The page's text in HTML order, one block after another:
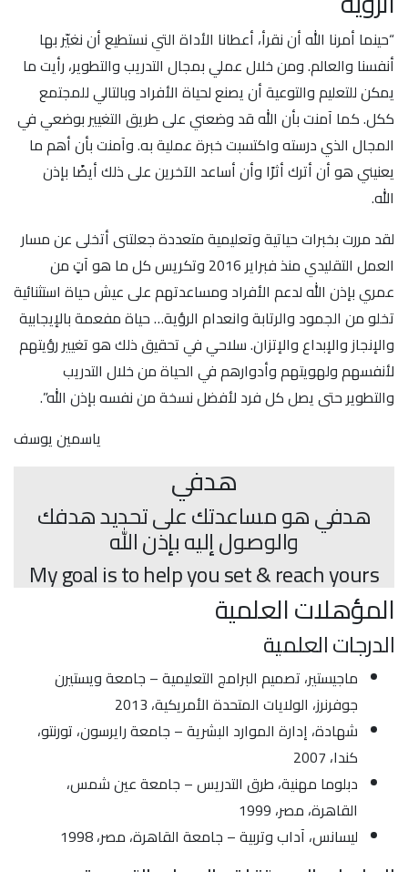
“حينما أمرنا الله أن نقرأ، أعطانا الأداة التي نستطيع أن نغيّر بها
أنفسنا والعالم. ومن خلال عملي بمجال التدريب والتطوير، رأيت ما
يمكن للتعليم والتوعية أن يصنع لحياة الأفراد وبالتالي للمجتمع
ككل. كما آمنت بأن الله قد وضعني على طريق التغيير بوضعي في
المجال الذي درسته واكتسبت خبرة عملية به. وآمنت بأن أهم ما
يعنيني هو أن أترك أثرًا وأن أساعد الآخرين على ذلك أيضًا بإذن
الله.
لقد مررت بخبرات حياتية وتعليمية متعددة جعلتنى أتخلى عن مسار
العمل التقليدي منذ فبراير 2016 وتكريس كل ما هو آتٍ من
عمري بإذن الله لدعم الأفراد ومساعدتهم على عيش حياة استثنائية
تخلو من الجمود والرتابة وانعدام الرؤية… حياة مفعمة بالإيجابية
والإنجاز والإبداع والإتزان. سلاحي في تحقيق ذلك هو تغيير رؤيتهم
لأنفسهم ولهويتهم وأدوارهم في الحياة من خلال التدريب
والتطوير حتى يصل كل فرد لأفضل نسخة من نفسه بإذن الله”.
ياسمين يوسف
هدفي
هدفي هو مساعدتك على تحديد هدفك
والوصول إليه بإذن الله
My goal is to help you set & reach yours
المؤهلات العلمية
الدرجات العلمية
ماجيستير، تصميم البرامج التعليمية – جامعة ويستيرن
جوفرنرز، الولايات المتحدة الأمريكية، 2013
شهادة، إدارة الموارد البشرية – جامعة رايرسون، تورنتو،
كندا، 2007
دبلوما مهنية، طرق التدريس – جامعة عين شمس،
القاهرة، مصر، 1999
ليسانس، آداب وتربية – جامعة القاهرة، مصر، 1998